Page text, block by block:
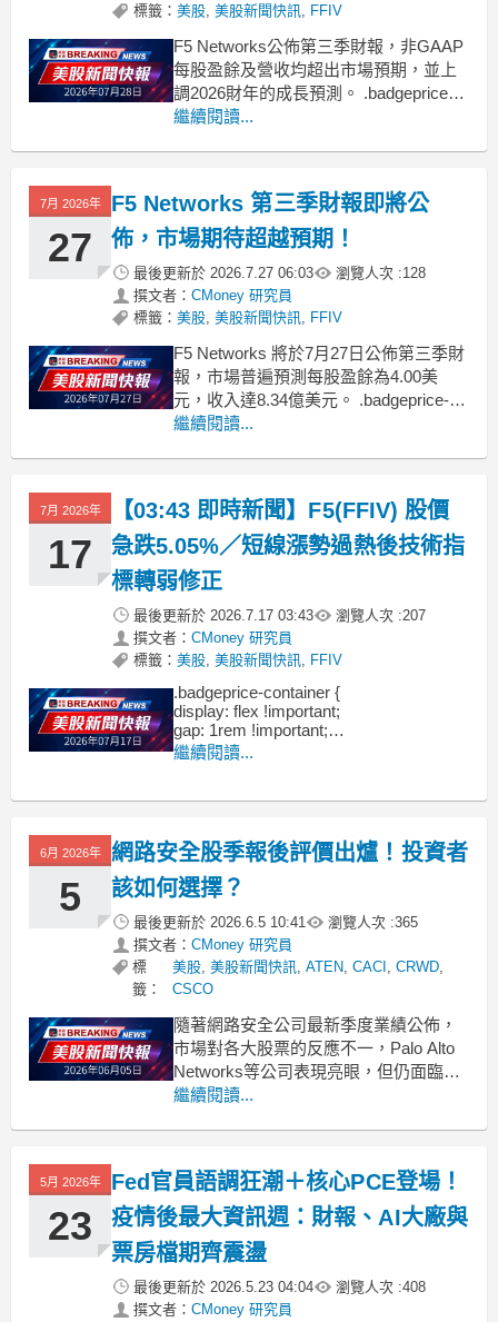
標籤： 美股, 美股新聞快訊, FFIV
F5 Networks公佈第三季財報，非GAAP
每股盈餘及營收均超出市場預期，並上
調2026財年的成長預測。 .badgeprice-
container {
gap: 1rem !important;
繼續閱讀...
7月 2026年
27
F5 Networks 第三季財報即將公
佈，市場期待超越預期！
最後更新於 2026.7.27 06:03 瀏覽人次 :128
撰文者： CMoney 研究員
標籤： 美股, 美股新聞快訊, FFIV
F5 Networks 將於7月27日公佈第三季財
報，市場普遍預測每股盈餘為4.00美
元，收入達8.34億美元。 .badgeprice-
container {
gap: 1rem !important;
繼續閱讀...
7月 2026年
17
【03:43 即時新聞】F5(FFIV) 股價
急跌5.05%／短線漲勢過熱後技術指
標轉弱修正
最後更新於 2026.7.17 03:43 瀏覽人次 :207
撰文者： CMoney 研究員
標籤： 美股, 美股新聞快訊, FFIV
.badgeprice-container {
display: flex !important;
gap: 1rem !important;
flex-wrap: wrap !important; /* 自動換行 */
繼續閱讀...
6月 2026年
5
網路安全股季報後評價出爐！投資者
該如何選擇？
最後更新於 2026.6.5 10:41 瀏覽人次 :365
撰文者： CMoney 研究員
標
籤：
美股,美股新聞快訊,ATEN,CACI ,CRWD,
CSCO
隨著網路安全公司最新季度業績公佈，
市場對各大股票的反應不一，Palo Alto
Networks等公司表現亮眼，但仍面臨估
值和前景壓力。 .badgeprice-container {
gap: 1rem !im
繼續閱讀...
5月 2026年
23
Fed官員語調狂潮＋核心PCE登場！
疫情後最大資訊週：財報、AI大廠與
票房檔期齊震盪
最後更新於 2026.5.23 04:04 瀏覽人次 :408
撰文者： CMoney 研究員